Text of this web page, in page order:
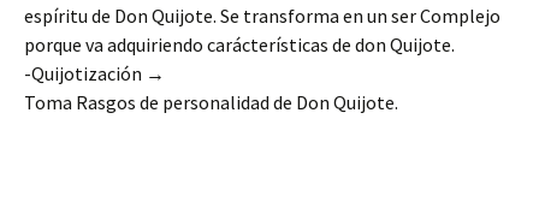
espíritu de Don Quijote. Se transforma en un ser Complejo
porque va adquiriendo carácterísticas de don Quijote.
-Quijotización →
Toma Rasgos de personalidad de Don Quijote.